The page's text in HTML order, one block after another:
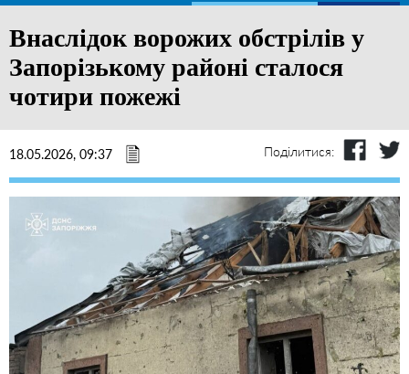
Внаслідок ворожих обстрілів у
Запорізькому районі сталося
чотири пожежі
18.05.2026, 09:37 Поділитися: